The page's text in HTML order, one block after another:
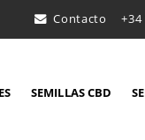
Contacto +34
SEMILLAS CBD